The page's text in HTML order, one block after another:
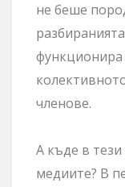
не беше
членове.
А къде в тези
медиите? В